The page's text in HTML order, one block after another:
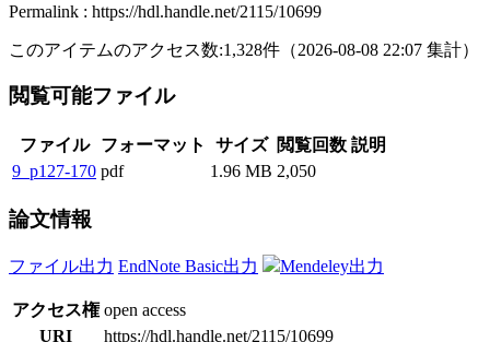
Permalink : https://hdl.handle.net/2115/10699
このアイテムのアクセス数:1,328件 （2026-08-08 22:07 集計）
閲覧可能ファイル
ファイル フォーマット サイズ 閲覧回数 説明
9_p127-170 pdf 1.96 MB 2,050
論文情報
ファイル出力 EndNote Basic出力 Mendeley出力
アクセス権 open access
URI
https://hdl.handle.net/2115/10699